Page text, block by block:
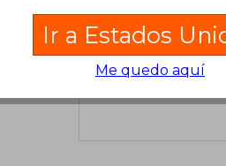
Ir a Estados
Me quedo aquí